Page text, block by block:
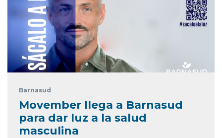
Barnasud
Movember llega a Barnasud
para dar luz a la salud
masculina